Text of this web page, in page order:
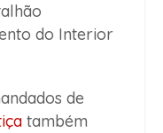
do Interior
de
também